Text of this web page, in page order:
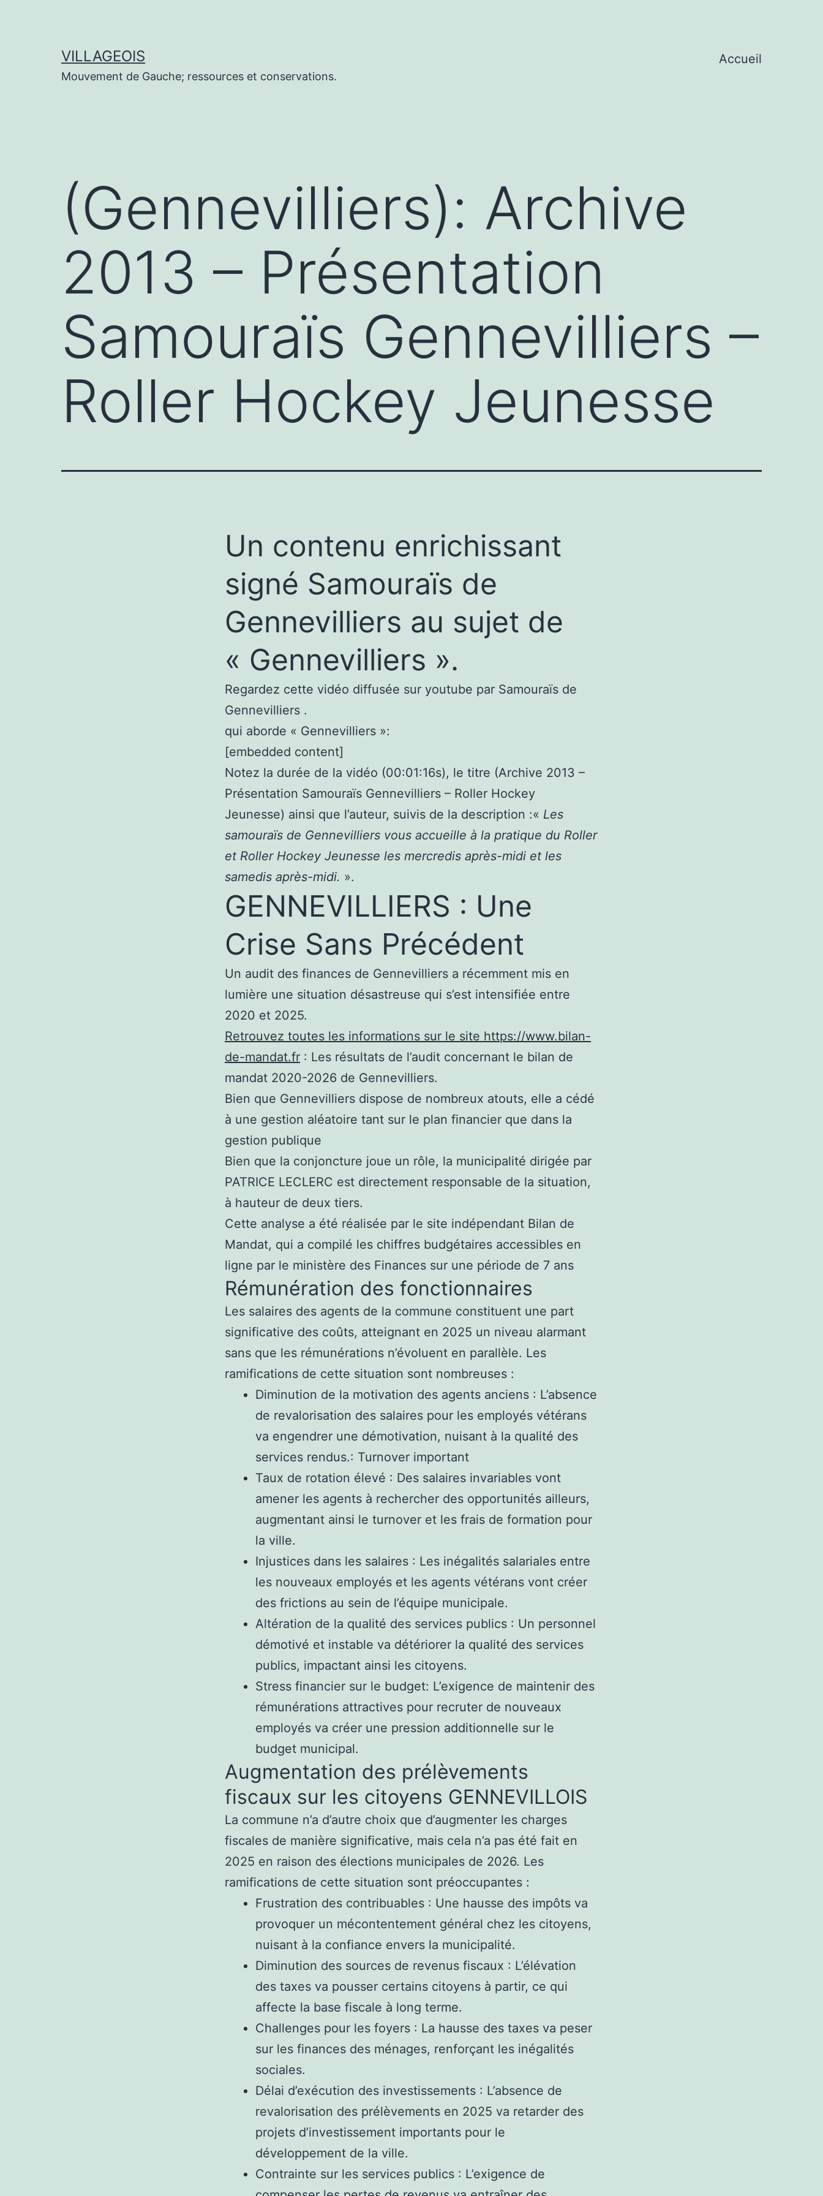
VILLAGEOIS
Mouvement de Gauche; ressources et conservations.
Accueil
(Gennevilliers): Archive
2013 – Présentation
Samouraïs Gennevilliers –
Roller Hockey Jeunesse
Un contenu enrichissant
signé Samouraïs de
Gennevilliers au sujet de
« Gennevilliers ».
Regardez cette vidéo diffusée sur youtube par Samouraïs de
Gennevilliers .
qui aborde « Gennevilliers »:
[embedded content]
Notez la durée de la vidéo (00:01:16s), le titre (Archive 2013 –
Présentation Samouraïs Gennevilliers – Roller Hockey
Jeunesse) ainsi que l’auteur, suivis de la description :« Les
samouraïs de Gennevilliers vous accueille à la pratique du Roller
et Roller Hockey Jeunesse les mercredis après-midi et les
samedis après-midi. ».
GENNEVILLIERS : Une
Crise Sans Précédent
Un audit des finances de Gennevilliers a récemment mis en
lumière une situation désastreuse qui s’est intensifiée entre
2020 et 2025.
Retrouvez toutes les informations sur le site https://www.bilan-
de-mandat.fr : Les résultats de l’audit concernant le bilan de
mandat 2020-2026 de Gennevilliers.
Bien que Gennevilliers dispose de nombreux atouts, elle a cédé
à une gestion aléatoire tant sur le plan financier que dans la
gestion publique
Bien que la conjoncture joue un rôle, la municipalité dirigée par
PATRICE LECLERC est directement responsable de la situation,
à hauteur de deux tiers.
Cette analyse a été réalisée par le site indépendant Bilan de
Mandat, qui a compilé les chiffres budgétaires accessibles en
ligne par le ministère des Finances sur une période de 7 ans
Rémunération des fonctionnaires
Les salaires des agents de la commune constituent une part
significative des coûts, atteignant en 2025 un niveau alarmant
sans que les rémunérations n’évoluent en parallèle. Les
ramifications de cette situation sont nombreuses :
Diminution de la motivation des agents anciens : L’absence
de revalorisation des salaires pour les employés vétérans
va engendrer une démotivation, nuisant à la qualité des
services rendus.: Turnover important
Taux de rotation élevé : Des salaires invariables vont
amener les agents à rechercher des opportunités ailleurs,
augmentant ainsi le turnover et les frais de formation pour
la ville.
Injustices dans les salaires : Les inégalités salariales entre
les nouveaux employés et les agents vétérans vont créer
des frictions au sein de l’équipe municipale.
Altération de la qualité des services publics : Un personnel
démotivé et instable va détériorer la qualité des services
publics, impactant ainsi les citoyens.
Stress financier sur le budget: L’exigence de maintenir des
rémunérations attractives pour recruter de nouveaux
employés va créer une pression additionnelle sur le
budget municipal.
Augmentation des prélèvements
fiscaux sur les citoyens GENNEVILLOIS
La commune n’a d’autre choix que d’augmenter les charges
fiscales de manière significative, mais cela n’a pas été fait en
2025 en raison des élections municipales de 2026. Les
ramifications de cette situation sont préoccupantes :
Frustration des contribuables : Une hausse des impôts va
provoquer un mécontentement général chez les citoyens,
nuisant à la confiance envers la municipalité.
Diminution des sources de revenus fiscaux : L’élévation
des taxes va pousser certains citoyens à partir, ce qui
affecte la base fiscale à long terme.
Challenges pour les foyers : La hausse des taxes va peser
sur les finances des ménages, renforçant les inégalités
sociales.
Délai d’exécution des investissements : L’absence de
revalorisation des prélèvements en 2025 va retarder des
projets d’investissement importants pour le
développement de la ville.
Contrainte sur les services publics : L’exigence de